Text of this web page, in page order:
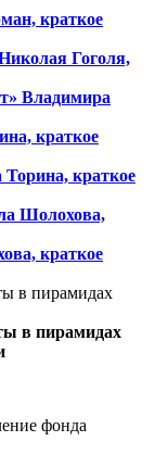
краткое
Гоголя,
Владимира
краткое
краткое
Шолохова,
краткое
в пирамидах